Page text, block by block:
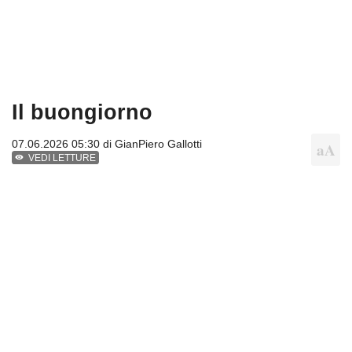
Il buongiorno
07.06.2026 05:30 di GianPiero Gallotti
VEDI LETTURE